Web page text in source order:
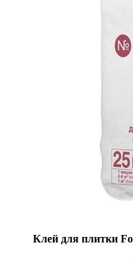
Клей для плитки